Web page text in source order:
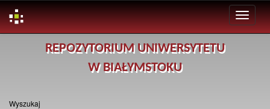
REPOZYTORIUM UNIWERSYTETU
W BIAŁYMSTOKU
Wyszukaj